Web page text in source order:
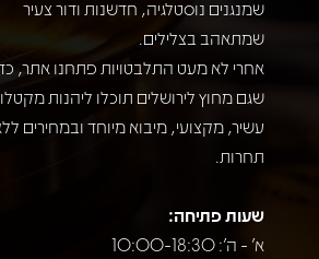
שמנגנים נוסטלגיה, חדשנות ודור צעיר
שמתאהב בצלילים.
אחרי לא מעט התלבטויות פתחנו אתר,
שגם מחוץ לירושלים תוכלו ליהנות
עשיר, מקצועי, מיבוא מיוחד ובמחירים
תחרות.
שעות פתיחה:
א' - ה': 10:00-18:30